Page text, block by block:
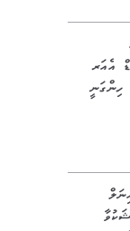
އެއަރ